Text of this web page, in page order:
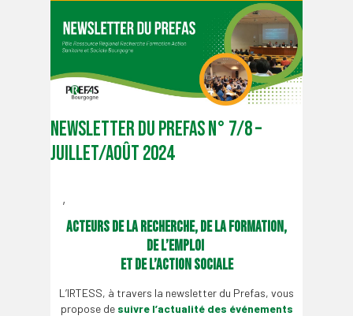
Newsletter du PREFAS N° 7/8 –
Juillet/Août 2024
,
Acteurs de la recherche, de la formation,
de l’emploi
et de l’action sociale
L’IRTESS, à travers la newsletter du Prefas, vous
propose de suivre l’actualité des événements